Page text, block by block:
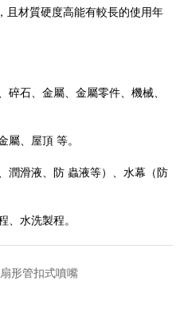
且材質硬度高能有較長的使用年
石、金屬、金屬零件、機械、
屬、屋頂 等。
潤滑液、防 蟲液等）、水幕（防
、水洗製程。
形管扣式噴嘴